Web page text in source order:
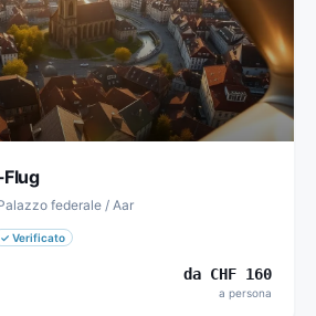
federale / Aar
✓ Verificato
da CHF 160
a persona